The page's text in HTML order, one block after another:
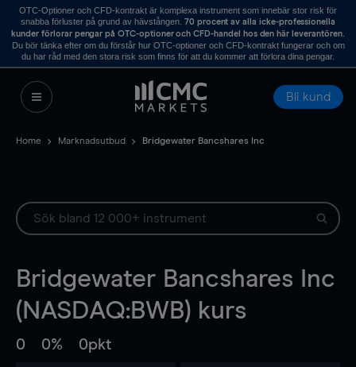
OTC-Optioner och CFD-kontrakt är komplexa instrument som innebär stor risk för
snabba förluster på grund av hävstången. 70 procent av alla icke-professionella
kunder förlorar pengar på OTC-optioner och CFD-handel hos den här leverantören.
Du bör tänka efter om du förstår hur OTC-optioner och CFD-kontrakt fungerar och om
du har råd med den stora risk som finns för att du kommer att förlora dina pengar.
Bli kund
Home Marknadsutbud Bridgewater Bancshares Inc
Bridgewater Bancshares Inc
(NASDAQ:BWB) kurs
0 0% 0pkt